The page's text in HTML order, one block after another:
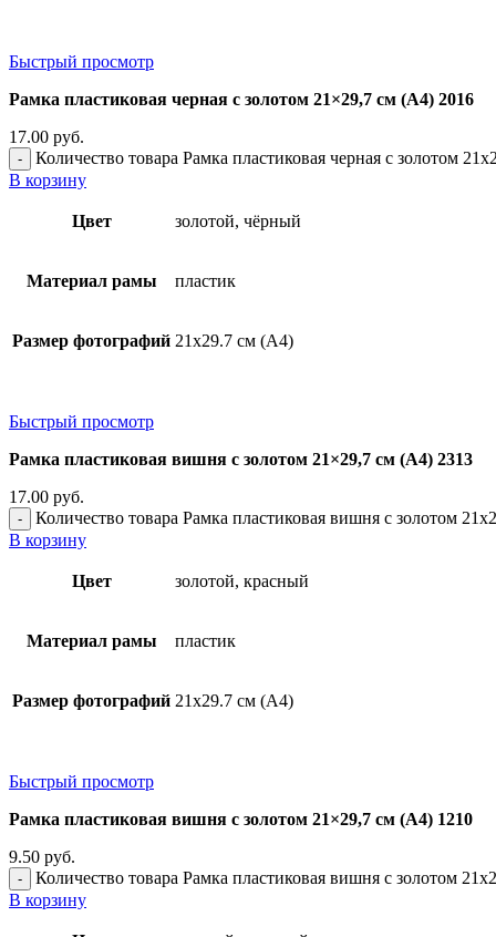
Быстрый просмотр
Рамка пластиковая черная с золотом 21×29,7 см (А4) 2016
17.00 руб.
Количество товара Рамка пластиковая черная с золотом
В корзину
Цвет золотой, чёрный
Материал рамы пластик
Размер фотографий 21х29.7 см (А4)
Быстрый просмотр
Рамка пластиковая вишня с золотом 21×29,7 см (А4) 2313
17.00 руб.
Количество товара Рамка пластиковая вишня с золотом
В корзину
Цвет золотой, красный
Материал рамы пластик
Размер фотографий 21х29.7 см (А4)
Быстрый просмотр
Рамка пластиковая вишня с золотом 21×29,7 см (А4) 1210
9.50 руб.
Количество товара Рамка пластиковая вишня с золотом
В корзину